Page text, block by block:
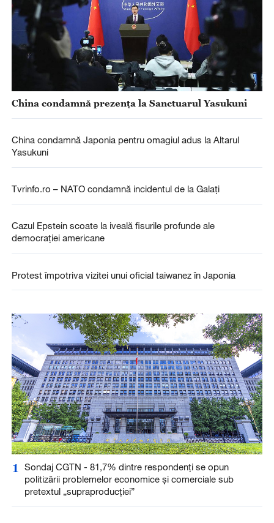
China condamnă prezența la Sanctuarul Yasukuni
China condamnă Japonia pentru omagiul adus la Altarul
Yasukuni
Tvrinfo.ro – NATO condamnă incidentul de la Galați
Cazul Epstein scoate la iveală fisurile profunde ale
democrației americane
Protest împotriva vizitei unui oficial taiwanez în Japonia
1
Sondaj CGTN - 81,7% dintre respondenți se opun
politizării problemelor economice și comerciale sub
pretextul „supraproducției”